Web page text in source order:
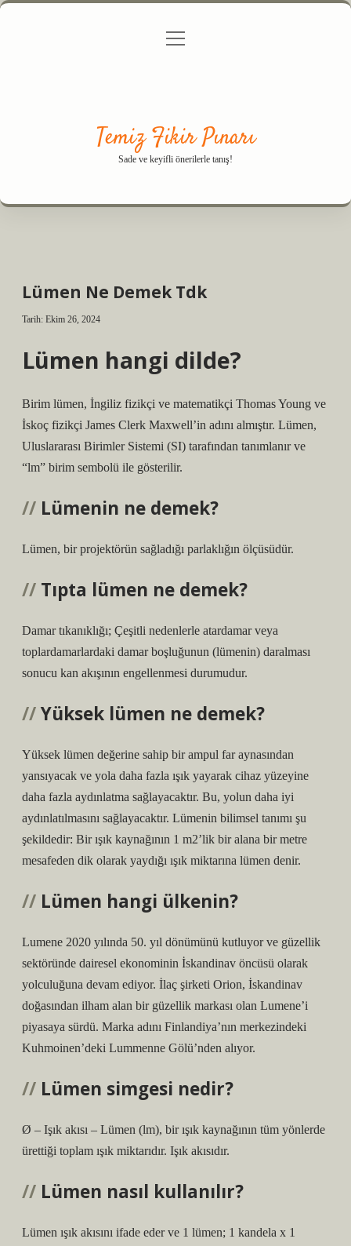
Gizlilik Politikası
menüyü
Temiz Fikir Pınarı
Sade ve keyifli önerilerle tanış!
Lümen Ne Demek Tdk
Tarih: Ekim 26, 2024
Lümen hangi dilde?
Birim lümen, İngiliz fizikçi ve matematikçi Thomas Young ve
İskoç fizikçi James Clerk Maxwell’in adını almıştır. Lümen,
Uluslararası Birimler Sistemi (SI) tarafından tanımlanır ve
“lm” birim sembolü ile gösterilir.
Lümenin ne demek?
Lümen, bir projektörün sağladığı parlaklığın ölçüsüdür.
Tıpta lümen ne demek?
Damar tıkanıklığı; Çeşitli nedenlerle atardamar veya
toplardamarlardaki damar boşluğunun (lümenin) daralması
sonucu kan akışının engellenmesi durumudur.
Yüksek lümen ne demek?
Yüksek lümen değerine sahip bir ampul far aynasından
yansıyacak ve yola daha fazla ışık yayarak cihaz yüzeyine
daha fazla aydınlatma sağlayacaktır. Bu, yolun daha iyi
aydınlatılmasını sağlayacaktır. Lümenin bilimsel tanımı şu
şekildedir: Bir ışık kaynağının 1 m2’lik bir alana bir metre
mesafeden dik olarak yaydığı ışık miktarına lümen denir.
Lümen hangi ülkenin?
Lumene 2020 yılında 50. yıl dönümünü kutluyor ve güzellik
sektöründe dairesel ekonominin İskandinav öncüsü olarak
yolculuğuna devam ediyor. İlaç şirketi Orion, İskandinav
doğasından ilham alan bir güzellik markası olan Lumene’i
piyasaya sürdü. Marka adını Finlandiya’nın merkezindeki
Kuhmoinen’deki Lummenne Gölü’nden alıyor.
Lümen simgesi nedir?
Ø – Işık akısı – Lümen (lm), bir ışık kaynağının tüm yönlerde
ürettiği toplam ışık miktarıdır. Işık akısıdır.
Lümen nasıl kullanılır?
Lümen ışık akısını ifade eder ve 1 lümen; 1 kandela x 1